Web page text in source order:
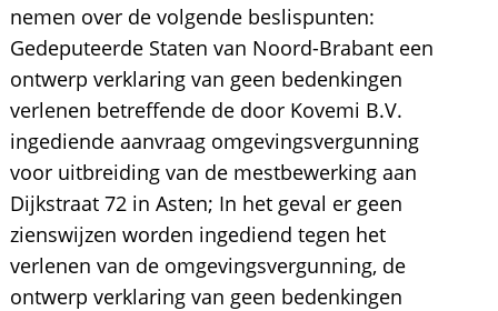
nemen over de volgende beslispunten:
Gedeputeerde Staten van Noord-Brabant een
ontwerp verklaring van geen bedenkingen
verlenen betreffende de door Kovemi B.V.
ingediende aanvraag omgevingsvergunning
voor uitbreiding van de mestbewerking aan
Dijkstraat 72 in Asten; In het geval er geen
zienswijzen worden ingediend tegen het
verlenen van de omgevingsvergunning, de
ontwerp verklaring van geen bedenkingen